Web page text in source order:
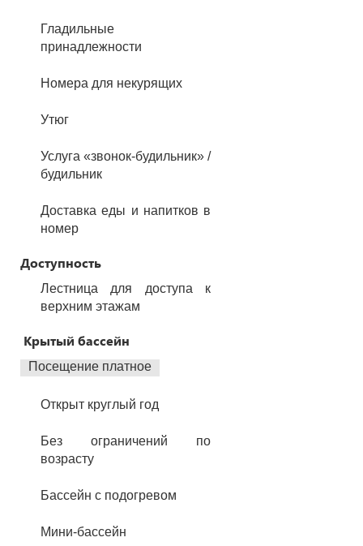
Гладильные
принадлежности
Номера для некурящих
Утюг
Услуга «звонок-будильник» /
будильник
Доставка еды и напитков в
номер
Доступность
Лестница для доступа к
верхним этажам
Крытый бассейн
Посещение платное
Открыт круглый год
Без ограничений по
возрасту
Бассейн с подогревом
Мини-бассейн